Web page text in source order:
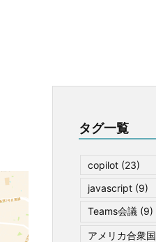
タグ一覧
copilot (23)
javascript (9)
Teams会議 (9)
アメリカ合衆国